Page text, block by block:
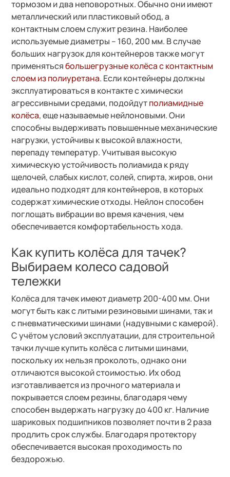
тормозом и два неповоротных. Обычно они имеют
металлический или пластиковый обод, а
контактным слоем служит резина. Наиболее
используемые диаметры – 160, 200 мм. В случае
больших нагрузок для контейнеров также могут
применятьсябольшегрузные колёса с контактным
слоем из полиуретана. Если контейнеры должны
эксплуатироваться в контакте с химически
агрессивными средами, подойдутполиамидные
колёса, еще называемые нейлоновыми. Они
способны выдерживать повышенные механические
нагрузки, устойчивы к высокой влажности,
перепаду температур. Учитывая высокую
химическую устойчивость полиамида к ряду
щелочей, слабых кислот, солей, спирта, жиров, они
идеально подходят для контейнеров, в которых
содержат химические отходы. Нейлон способен
поглощать вибрации во время качения, чем
обеспечивается комфортабельность хода.
Как купить колёса для тачек?
Выбираем колесо садовой
тележки
Колёса для тачек имеют диаметр 200-400 мм. Они
могут быть как с литыми резиновыми шинами, так и
с пневматическими шинами (надувными с камерой).
С учётом условий эксплуатации, для строительной
тачки лучше купить колёса с литыми шинами,
поскольку их нельзя проколоть, однако они
отличаются высокой стоимостью. Их обод
изготавливается из прочного материала и
покрывается слоем резины, благодаря чему
способен выдержать нагрузку до 400 кг. Наличие
шариковых подшипников позволяет почти в 2 раза
продлить срок службы. Благодаря протектору
обеспечивается высокая проходимость по
бездорожью.